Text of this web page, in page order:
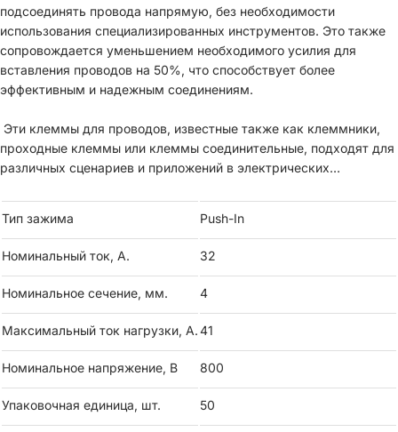
подсоединять провода напрямую, без необходимости
использования специализированных инструментов. Это также
сопровождается уменьшением необходимого усилия для
вставления проводов на 50%, что способствует более
эффективным и надежным соединениям.
Эти клеммы для проводов, известные также как клеммники,
проходные клеммы или клеммы соединительные, подходят для
различных сценариев и приложений в электрических
Тип изделия: Клемма
Тип зажима: Push-in
Номинальный ток: 32 А
Номинальное напряжение: 800 В
Тип зажима Push-In
Номинальный ток, А. 32
Номинальное сечение, мм. 4
Максимальный ток нагрузки, А.41
Номинальное напряжение, В 800
Упаковочная единица, шт. 50